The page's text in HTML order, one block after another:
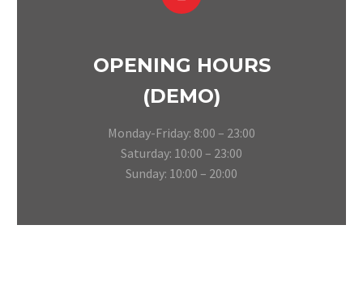
OPENING HOURS
(DEMO)
Monday-Friday: 8:00 – 23:00
Saturday: 10:00 – 23:00
Sunday: 10:00 – 20:00